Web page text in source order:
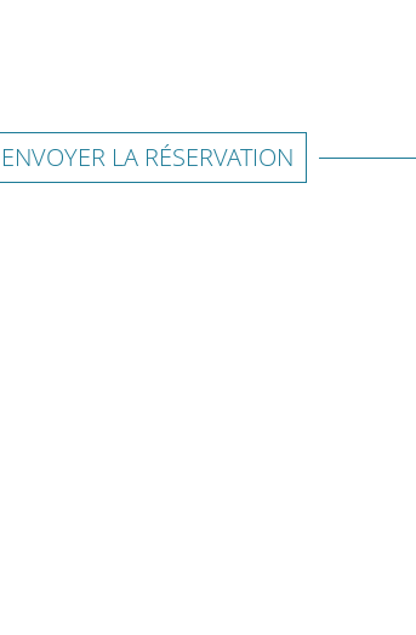
ENVOYER LA RÉSERVATION